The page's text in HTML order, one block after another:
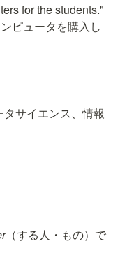
for the students."
ピュータを購入し
サイエンス、情報
（する人・もの）で